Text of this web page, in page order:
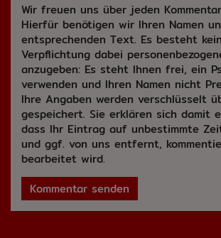
Wir freuen uns über jeden
Hierfür benötigen wir Ihren Namen
entsprechenden Text. Es besteht
Verpflichtung dabei
anzugeben: Es steht Ihnen frei, ein
verwenden und Ihren Namen nicht
Ihre Angaben werden verschlüsselt
gespeichert. Sie erklären sich damit
dass Ihr Eintrag auf unbestimmte
und ggf. von uns entfernt,
bearbeitet wird.
Kommentar senden